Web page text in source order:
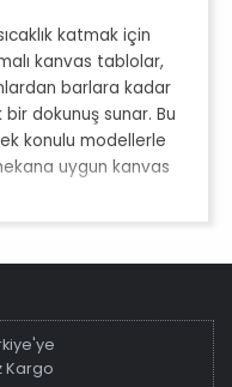
katmak için
kanvas tablolar,
barlara kadar
dokunuş sunar. Bu
konulu modellerle
uygun kanvas
yemek
canlandırmak için
Kargo